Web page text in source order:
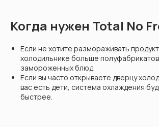
Когда нужен Total No
Если не хотите размораживать
холодильнике больше
замороженных блюд.
Если вы часто открываете дверцу
вас есть дети, система охлаждения
быстрее.